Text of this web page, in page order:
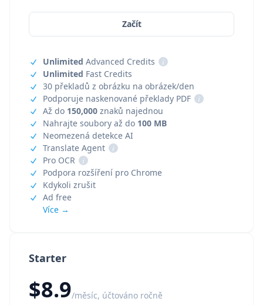
Starter
$8.9/měsíc, účtováno ročně
Začít
Unlimited Advanced Credits
i
Unlimited Fast Credits
30 překladů z obrázku na obrázek/den
Podporuje naskenované překlady PDF
i
Až do 150,000 znaků najednou
Nahrajte soubory až do 100 MB
Neomezená detekce AI
Translate Agent
i
Pro OCR
i
Podpora rozšíření pro Chrome
Kdykoli zrušit
Ad free
Více →